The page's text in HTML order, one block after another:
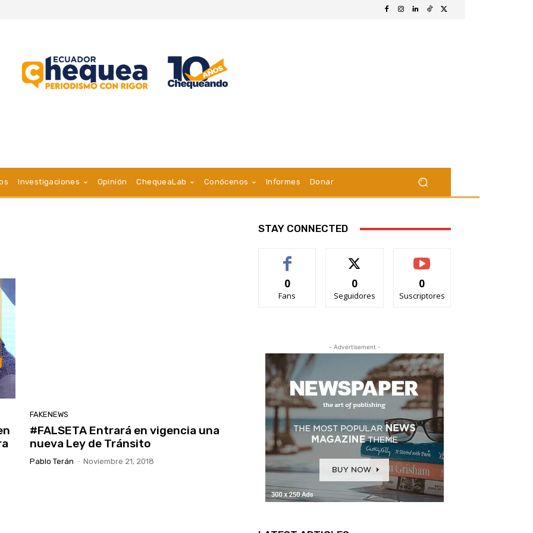
Investigaciones Opinión ChequeaLab Conócenos Informes Donar
FAKENEWS
#FALSETA Entrará en vigencia una
nueva Ley de Tránsito
Pablo Terán - Noviembre 21, 2018
STAY CONNECTED
0
Fans
0
Seguidores
0
Suscriptores
- Advertisement -